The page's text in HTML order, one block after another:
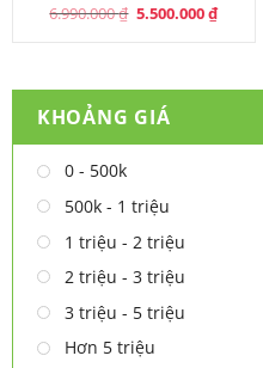
6.990.000₫ Original
5.500.000₫Current
KHOẢNG GIÁ
0 - 500k
500k - 1 triệu
1 triệu - 2 triệu
2 triệu - 3 triệu
3 triệu - 5 triệu
Hơn 5 triệu